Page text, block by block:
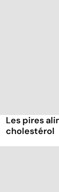
Les pires
cholestérol